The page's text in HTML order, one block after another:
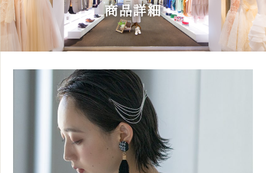
商品詳細